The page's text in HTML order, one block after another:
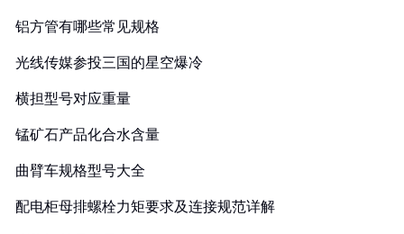
铝方管有哪些常见规格
光线传媒参投三国的星空爆冷
横担型号对应重量
锰矿石产品化合水含量
曲臂车规格型号大全
配电柜母排螺栓力矩要求及连接规范详解